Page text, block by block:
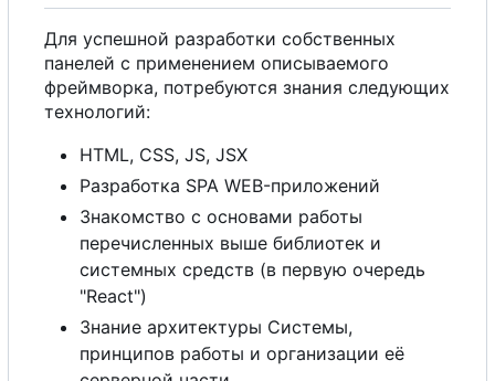
Для успешной разработки собственных
панелей с применением описываемого
фреймворка, потребуются знания следующих
технологий:
HTML, CSS, JS, JSX
Разработка SPA WEB-приложений
Знакомство с основами работы
перечисленных выше библиотек и
системных средств (в первую очередь
"React")
Знание архитектуры Системы,
принципов работы и организации её